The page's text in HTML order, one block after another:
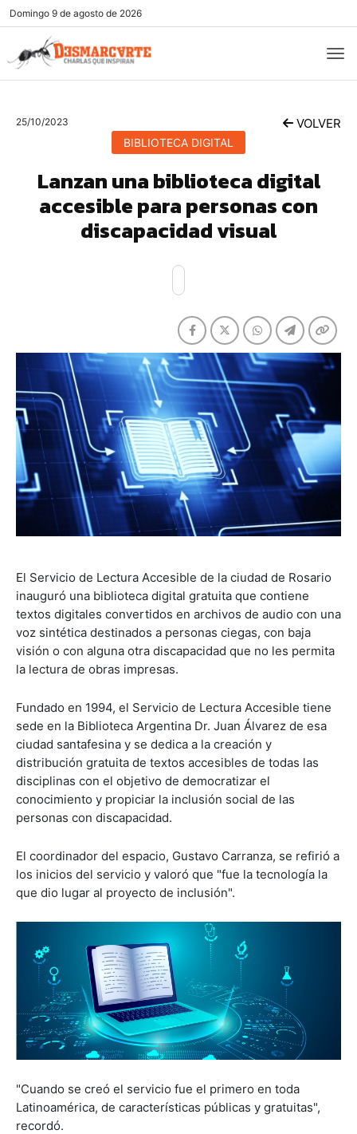
Domingo 9 de agosto de 2026
25/10/2023 VOLVER
BIBLIOTECA DIGITAL
Lanzan una biblioteca digital
accesible para personas con
discapacidad visual
El Servicio de Lectura Accesible de la ciudad de Rosario
inauguró una biblioteca digital gratuita que contiene
textos digitales convertidos en archivos de audio con una
voz sintética destinados a personas ciegas, con baja
visión o con alguna otra discapacidad que no les permita
la lectura de obras impresas.
Fundado en 1994, el Servicio de Lectura Accesible tiene
sede en la Biblioteca Argentina Dr. Juan Álvarez de esa
ciudad santafesina y se dedica a la creación y
distribución gratuita de textos accesibles de todas las
disciplinas con el objetivo de democratizar el
conocimiento y propiciar la inclusión social de las
personas con discapacidad.
El coordinador del espacio, Gustavo Carranza, se refirió a
los inicios del servicio y valoró que "fue la tecnología la
que dio lugar al proyecto de inclusión".
"Cuando se creó el servicio fue el primero en toda
Latinoamérica, de características públicas y gratuitas",
recordó.